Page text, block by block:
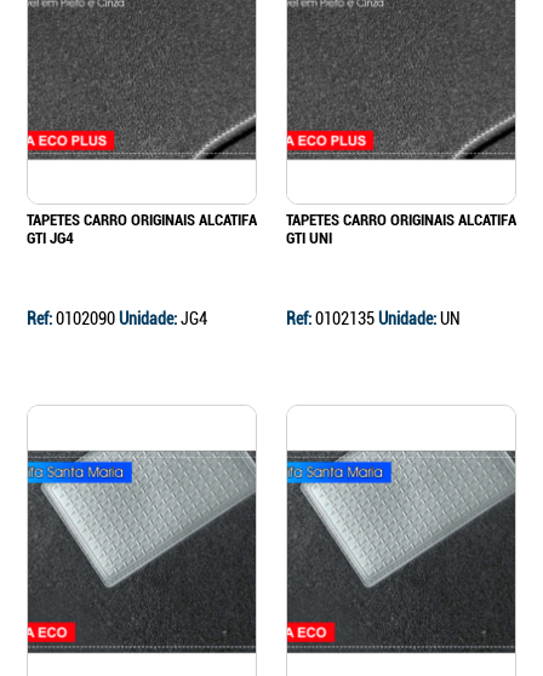
TAPETES CARRO ORIGINAIS ALCATIFA
GTI JG4
Ref:0102090Unidade:JG4
TAPETES CARRO ORIGINAIS ALCATIFA
GTI UNI
Ref:0102135Unidade:UN